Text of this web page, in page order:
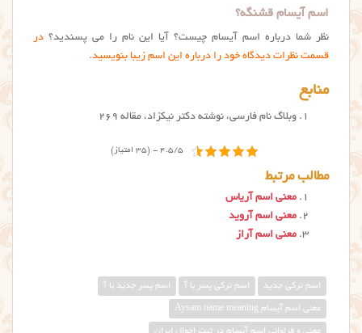
اسم آیسام قشنگه؟
نظر شما درباره اسم آیسام چیست؟ آیا این نام را می پسندید؟ در
قسمت نظرات دیدگاه خود را درباره این اسم زیبا بنویسید.
منابع
وبلاگ نام فارسی، نوشته دکتر نیکزاد، مقاله ۲۶۹
4.5/5 - (35 امتیاز)
مطالب مرتبط
معنی اسم آریاس
معنی اسم آروید
معنی اسم آراز
اسم ترکی جدید اسم ترکی پسر با آ اسم پسر جدید با آ
معني اسم آيسام Aysam name meaning